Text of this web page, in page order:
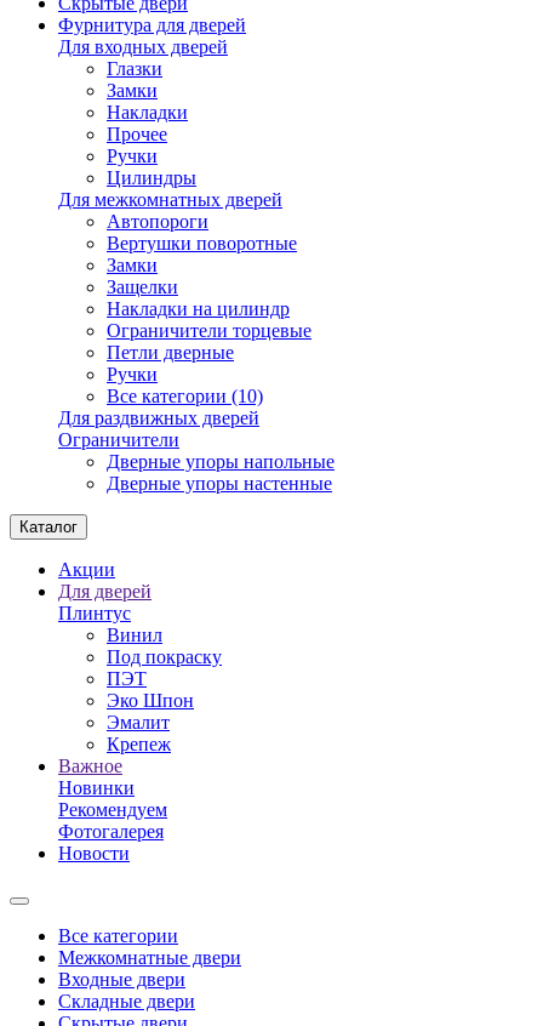
Фурнитура для дверей
Для входных дверей
Глазки
Замки
Накладки
Прочее
Ручки
Цилиндры
Для межкомнатных дверей
Автопороги
Вертушки поворотные
Замки
Защелки
Накладки на цилиндр
Ограничители торцевые
Петли дверные
Ручки
Все категории (10)
Для раздвижных дверей
Ограничители
Дверные упоры напольные
Дверные упоры настенные
Каталог
Акции
Для дверей
Плинтус
Винил
Под покраску
ПЭТ
Эко Шпон
Эмалит
Крепеж
Важное
Новинки
Рекомендуем
Фотогалерея
Новости
Все категории
Межкомнатные двери
Входные двери
Складные двери